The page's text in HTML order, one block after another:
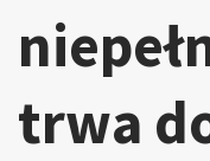
trwa